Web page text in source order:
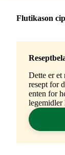
Merke:
Flutikason
Dette er et
resept for
enten for
legemidler